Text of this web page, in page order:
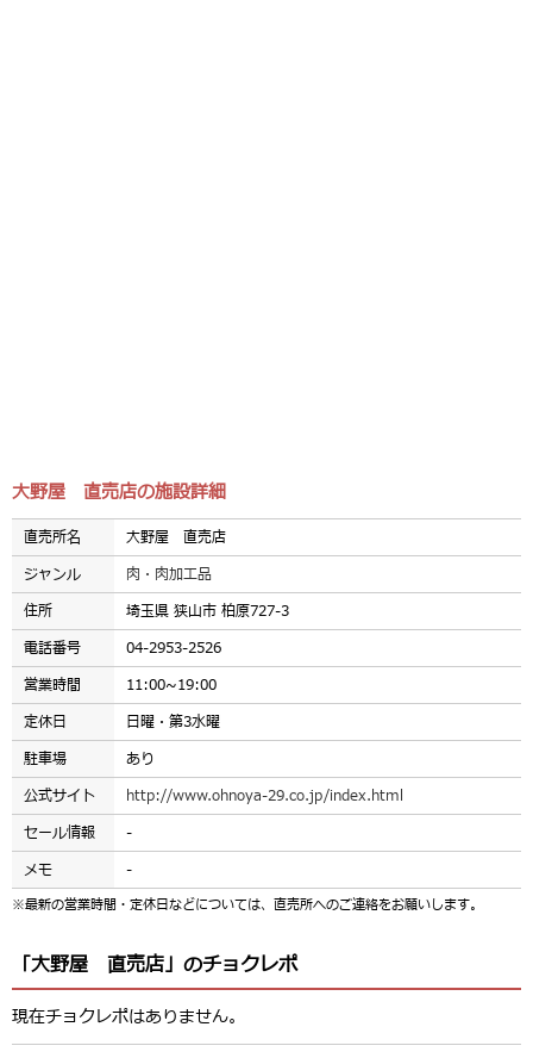
大野屋 直売店の施設詳細
直売所名
大野屋 直売店
ジャンル
肉・肉加工品
住所
埼玉県 狭山市 柏原727-3
電話番号
04-2953-2526
営業時間
11:00~19:00
定休日
日曜・第3水曜
駐車場
あり
公式サイト
http://www.ohnoya-29.co.jp/index.html
セール情報
-
メモ
-
※最新の営業時間・定休日などについては、直売所へのご連絡をお願いします。
「大野屋 直売店」のチョクレポ
現在チョクレポはありません。